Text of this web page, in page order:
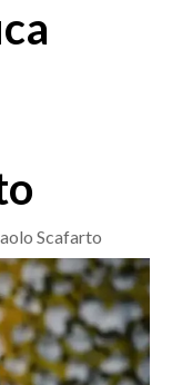
Scafarto